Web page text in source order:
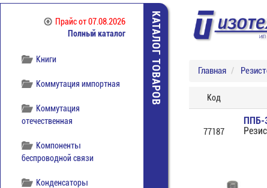
Прайсот 07.08.2026
Полный каталог
Кабельная продукция
Книги
Коммутация импортная
Коммутация
отечественная
Компоненты
беспроводной связи
Конденсаторы
КАТАЛОГ ТОВАРОВ Главная
Код
77187
ППБ-